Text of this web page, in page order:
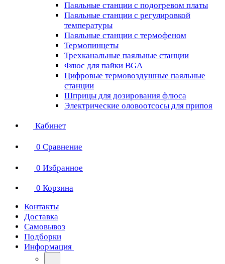
Паяльные станции с подогревом платы
Паяльные станции с регулировкой
температуры
Паяльные станции с термофеном
Термопинцеты
Трехканальные паяльные станции
Флюс для пайки BGA
Цифровые термовоздушные паяльные
станции
Шприцы для дозирования флюса
Электрические оловоотсосы для припоя
Кабинет
0 Сравнение
0 Избранное
0 Корзина
Контакты
Доставка
Самовывоз
Подборки
Информация